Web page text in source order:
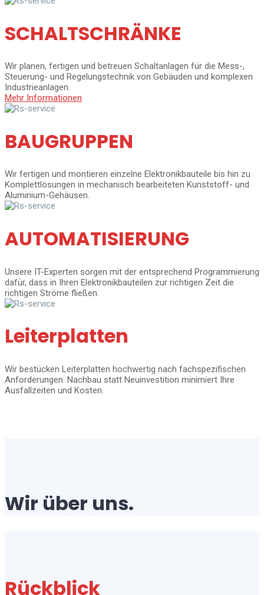
SCHALTSCHRÄNKE
Wir planen, fertigen und betreuen Schaltanlagen für die Mess-,
Steuerung- und Regelungstechnik von Gebäuden und komplexen
Industrieanlagen.
Mehr Informationen
BAUGRUPPEN
Wir fertigen und montieren einzelne Elektronikbauteile bis hin zu
Komplettlösungen in mechanisch bearbeiteten Kunststoff- und
Aluminium-Gehäusen.
AUTOMATISIERUNG
Unsere IT-Experten sorgen mit der entsprechend Programmierung
dafür, dass in Ihren Elektronikbauteilen zur richtigen Zeit die
richtigen Ströme fließen.
Leiterplatten
Wir bestücken Leiterplatten hochwertig nach fachspezifischen
Anforderungen. Nachbau statt Neuinvestition minimiert Ihre
Ausfallzeiten und Kosten.
Wir über uns.
Rückblick